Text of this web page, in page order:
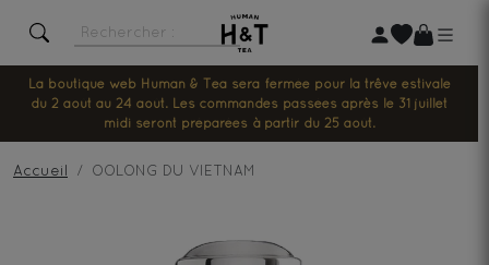
La boutique web Human & Tea sera fermée pour la trêve estivale
du 2 août au 24 août. Les commandes passées après le 31 juillet
midi seront préparées à partir du 25 août.
Accueil OOLONG DU VIETNAM